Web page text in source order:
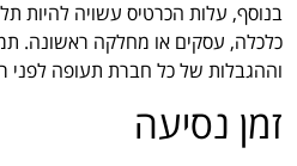
בנוסף, עלות הכרטיס עשויה להיות
כלכלה, עסקים או מחלקה ראשונה.
וההגבלות של כל חברת תעופה לפני
זמן נסיעה